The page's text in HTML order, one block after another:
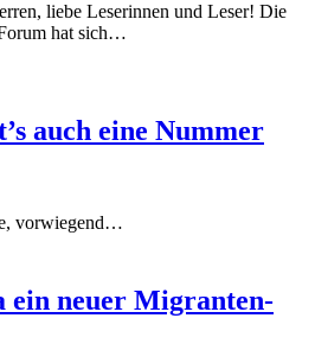
liebe Leserinnen und Leser! Die
hat sich…
auch eine Nummer
vorwiegend…
ein neuer Migranten-